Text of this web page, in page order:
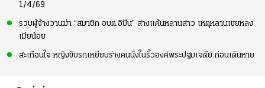
1/4/69
รวบผู้จ้างวานฆ่า “สมาชิก อบต.อิปัน” สางแค้นหลานสาว เหตุหลานเขยหลง
เมียน้อย
สะเทือนใจ หญิงขับรถเหยียบร่างคนนั่งในรั้วองค์พระปฐมเจดีย์ ก่อนเดินหาย